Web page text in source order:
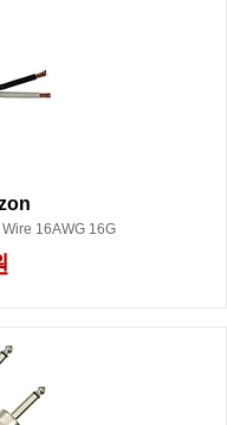
16AWG 16G